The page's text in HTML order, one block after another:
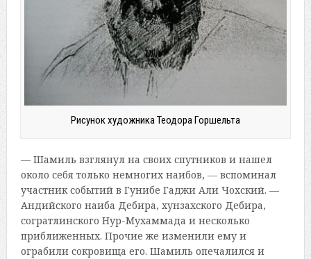
Рисунок художника Теодора Горшельта
— Шамиль взглянул на своих спутников и нашел
около себя только немногих наибов, — вспоминал
участник событий в Гунибе Гаджи Али Чохский. —
Андийского наиба Дебира, хунзахского Дебира,
согратлинского Нур-Мухаммада и несколько
приближенных. Прочие же изменили ему и
ограбили сокровища его. Шамиль опечалился и